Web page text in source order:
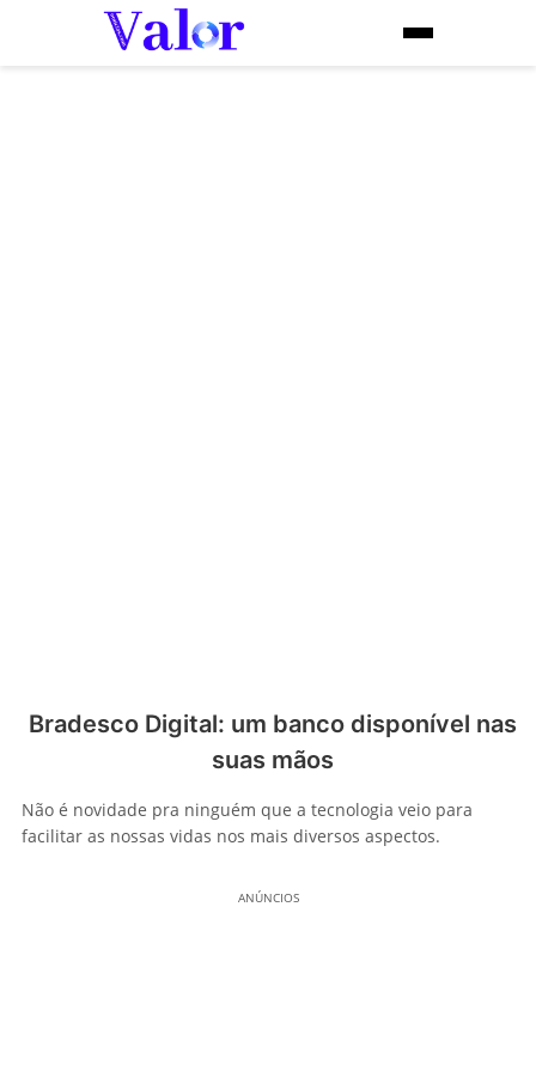
Bradesco Digital: um banco disponível nas
suas mãos
Não é novidade pra ninguém que a tecnologia veio para
facilitar as nossas vidas nos mais diversos aspectos.
ANÚNCIOS